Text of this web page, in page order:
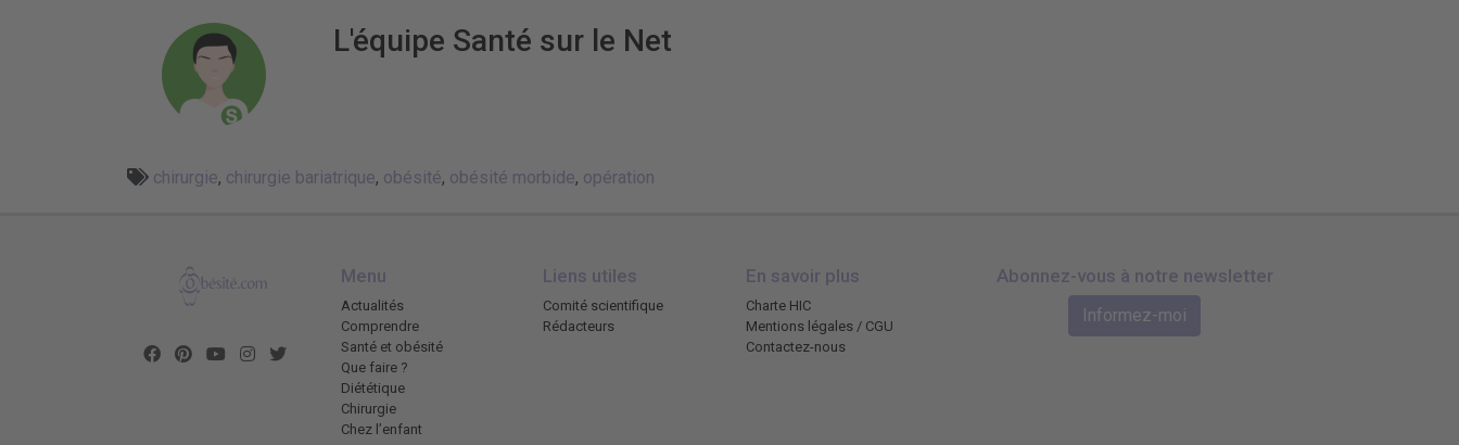
L'équipe Santé sur le Net
chirurgie, chirurgie bariatrique, obésité, obésité morbide, opération
Menu
Actualités
Comprendre
Santé et obésité
Que faire ?
Diététique
Chirurgie
Chez l’enfant
Liens utiles
Comité scientifique
Rédacteurs
En savoir plus
Charte HIC
Mentions légales / CGU
Contactez-nous
Abonnez-vous à notre newsletter
Informez-moi